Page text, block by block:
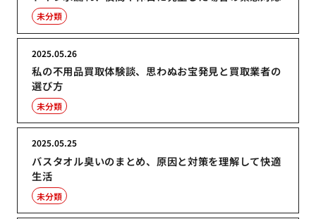
未分類
私の不用品買取体験談、思わぬお宝発見と買取業者の
選び方
2025.05.26
未分類
バスタオル臭いのまとめ、原因と対策を理解して快適
生活
2025.05.25
未分類